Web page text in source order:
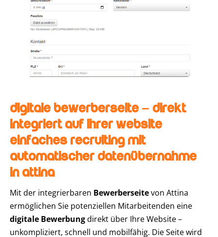
Digitale Bewerberseite – Direkt
integriert auf Ihrer Website
Einfaches Recruiting mit
automatischer Datenübernahme
in Attina
Mit der integrierbaren Bewerberseitevon Attina
ermöglichen Sie potenziellen Mitarbeitenden eine
digitale Bewerbungdirekt über Ihre Website –
unkompliziert, schnell und mobilfähig. Die Seite wird